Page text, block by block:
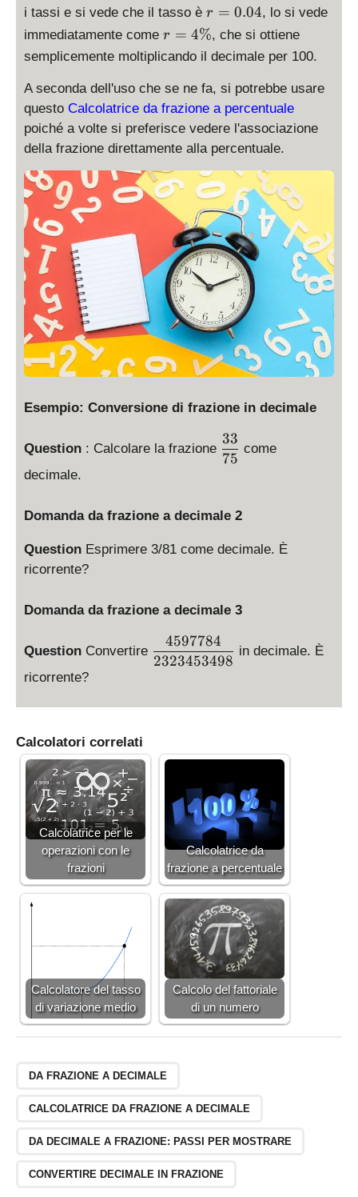
i tassi e si vede che il tasso è r
=
0.
0
r = 0.04, lo si vede
immediatamente come r
=
\
%
r = 4%, che si ottiene
semplicemente moltiplicando il decimale per 100.
A seconda dell'uso che se ne fa, si potrebbe usare
questo Calcolatrice da frazione a percentuale
poiché a volte si preferisce vedere l'associazione
della frazione direttamente alla percentuale.
Esempio: Conversione di frazione in decimale
Question : Calcolare la frazione \
d
p
a
y
e
\
r
{
3
}
{
7
5
}
75
33
come
decimale.
Domanda da frazione a decimale 2
Question Esprimere 3/81 come decimale. È
ricorrente?
Domanda da frazione a decimale 3
Question Convertire
d
p
4
}
{
2
2
2323453498
4597784
in decimale. È
ricorrente?
Calcolatori correlati
Calcolatrice per le
operazioni con le
frazioni
Calcolatrice da
frazione a percentuale
Calcolatore del tasso
di variazione medio
Calcolo del fattoriale
di un numero
DA FRAZIONE A DECIMALE
CALCOLATRICE DA FRAZIONE A DECIMALE
DA DECIMALE A FRAZIONE: PASSI PER MOSTRARE
CONVERTIRE DECIMALE IN FRAZIONE